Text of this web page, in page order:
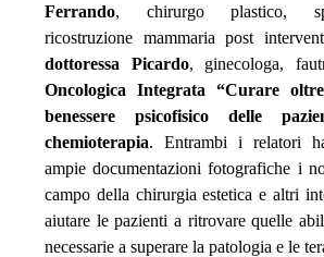
Ferrando, chirurgo plastico,
ricostruzione mammaria post
dottoressa Picardo, ginecologa,
Oncologica Integrata “Curare
benessere psicofisico delle
chemioterapia. Entrambi i relatori
ampie documentazioni fotografiche i
campo della chirurgia estetica e altri
aiutare le pazienti a ritrovare quelle
necessarie a superare la patologia e le